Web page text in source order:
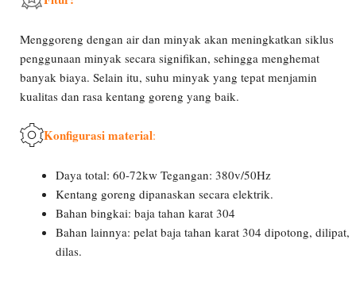
Menggoreng dengan air dan minyak akan meningkatkan siklus
penggunaan minyak secara signifikan, sehingga menghemat
banyak biaya. Selain itu, suhu minyak yang tepat menjamin
kualitas dan rasa kentang goreng yang baik.
Konfigurasi material:
Daya total: 60-72kw Tegangan: 380v/50Hz
Kentang goreng dipanaskan secara elektrik.
Bahan bingkai: baja tahan karat 304
Bahan lainnya: pelat baja tahan karat 304 dipotong, dilipat,
dilas.